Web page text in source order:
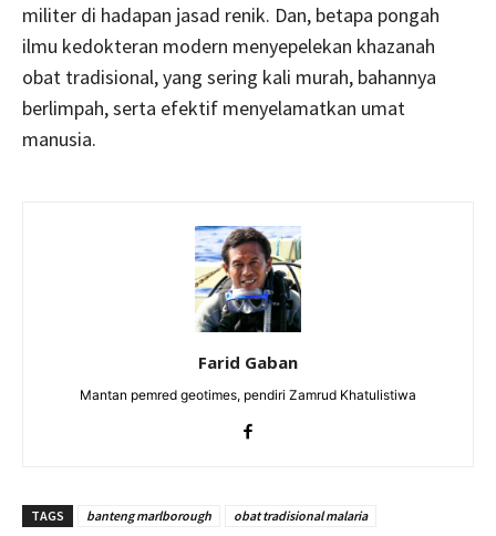
militer di hadapan jasad renik. Dan, betapa pongah
ilmu kedokteran modern menyepelekan khazanah
obat tradisional, yang sering kali murah, bahannya
berlimpah, serta efektif menyelamatkan umat
manusia.
Farid Gaban
Mantan pemred geotimes, pendiri Zamrud Khatulistiwa
TAGS banteng marlborough
obat tradisional malaria